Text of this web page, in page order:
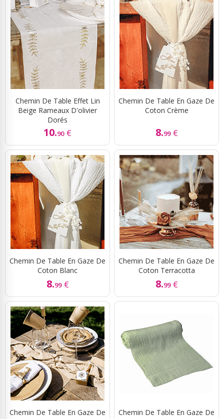
Chemin De Table Effet Lin
Beige Rameaux D'olivier
Dorés
10.90 €
Chemin De Table En Gaze De
Coton Crème
8.99 €
Chemin De Table En Gaze De
Coton Blanc
8.99 €
Chemin De Table En Gaze De
Coton Terracotta
8.99 €
Chemin De Table En Gaze De
Chemin De Table En Gaze De